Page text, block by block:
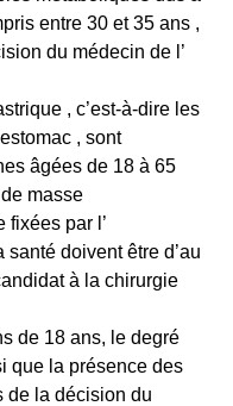
entre 30 et 35 ans ,
du médecin de l’
, c’est-à-dire les
, sont
âgées de 18 à 65
masse
fixées par l’
doivent être d’au
à la chirurgie
de 18 ans, le degré
que la présence des
de la décision du